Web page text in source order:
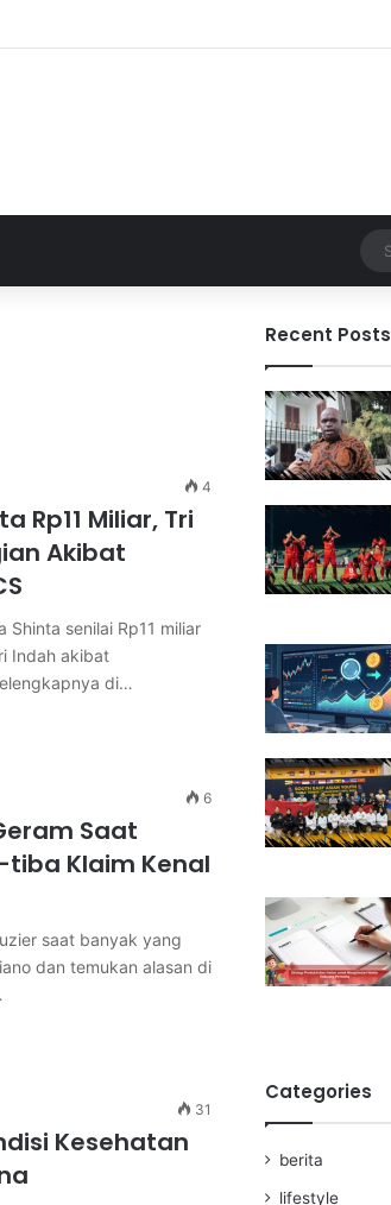
ke Semifinal Piala AFF U-17 2026
4
Rp11 Miliar, Tri
Akibat
Shinta senilai Rp11 miliar
Indah akibat
di…
6
Saat
Klaim Kenal
saat banyak yang
dan temukan alasan di
31
Kesehatan
Recent Posts
Categories
berita
lifestyle